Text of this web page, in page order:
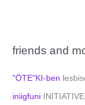
friends and
"ÖTE"KI-ben
iniigfuni